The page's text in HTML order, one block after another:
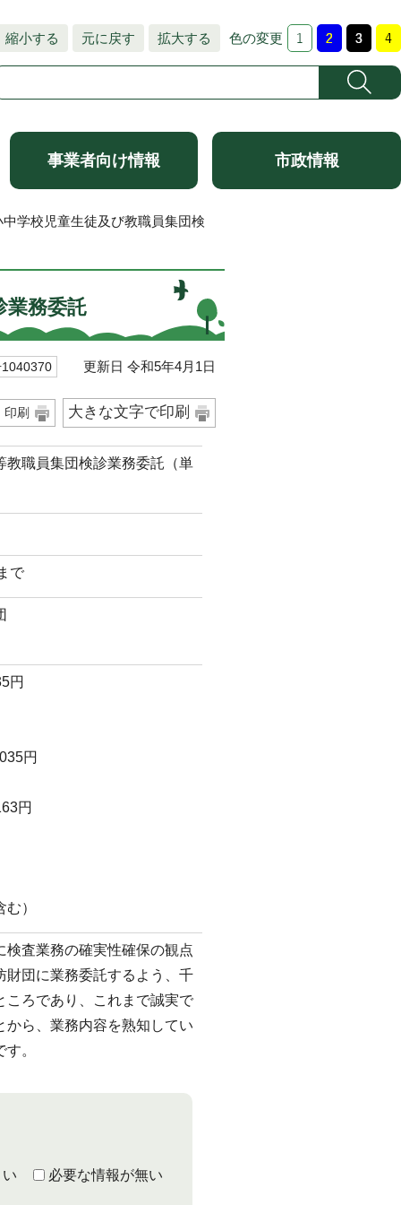
縮小する 元に戻す 拡大する 色の変更
事業者向け情報 市政情報
学校児童生徒及び教職員集団検
業務委託
更新日 令和5年4月1日
印刷 大きな文字で印刷
教職員集団検診業務委託（単
で
円
円
円
）
査業務の確実性確保の観点
財団に業務委託するよう、千
ころであり、これまで誠実で
ら、業務内容を熟知してい
。
必要な情報が無い